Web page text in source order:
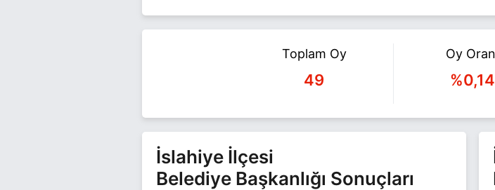
Süleyman Yılmaz ile ilgili daha fazla bilgi için
Süleyman
Toplam Oy
49
Oy
%0,14
İslahiye İlçesi
Belediye Başkanlığı Sonuçları